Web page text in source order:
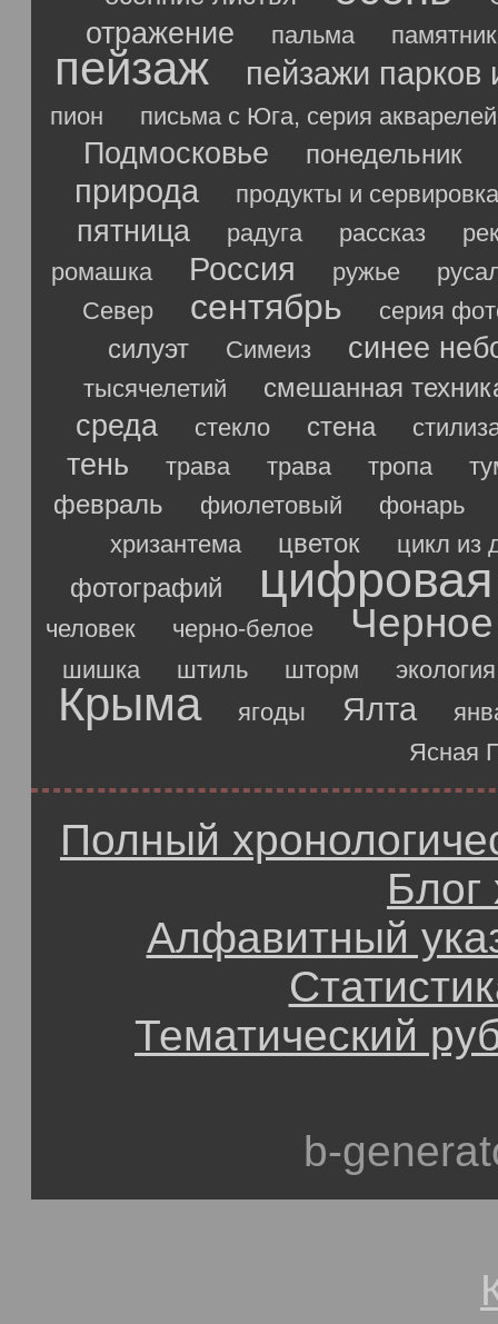
отражение пальма памятник
пейзаж пейзажи парков
пион письма с Юга, серия акварелей
Подмосковье понедельник
природа продукты и сервировка
пятница радуга рассказ
ромашка
Россия ружье
Север
сентябрь серия
силуэт Симеиз синее
тысячелетий смешанная
среда стекло стена
тень трава трава тропа
февраль фиолетовый
фонарь
хризантема
цветок цикл из
фотографий
человек черно-белое
шишка штиль шторм экология
Крыма ягоды Ялта
Ясная
Полный
Блог
Алфавитный
Тематический
b-